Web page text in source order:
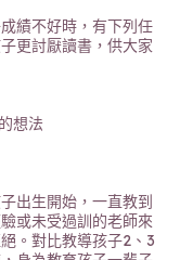
績不好時，有下列任
更討厭讀書，供大家
想法
出生開始，一直教到
或未受過訓的老師來
。對比教導孩子2、3